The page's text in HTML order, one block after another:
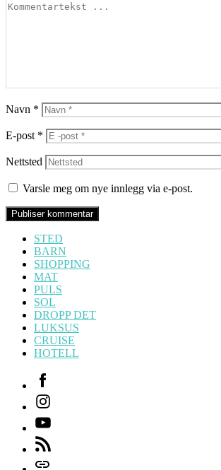
Navn *
E-post *
Nettsted
Varsle meg om nye innlegg via e-post.
STED
BARN
SHOPPING
MAT
PULS
SOL
DROPP DET
LUKSUS
CRUISE
HOTELL
Facebook
Instagram
Youtube
Feed
Login